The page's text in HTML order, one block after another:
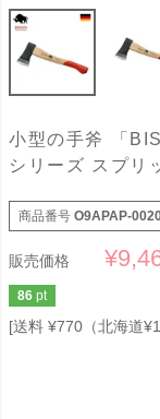
小型の手斧 「
シリーズ スプリ
商品番号 O9APAP-
販売価格 ¥
86 pt
送料 ¥770（北海道